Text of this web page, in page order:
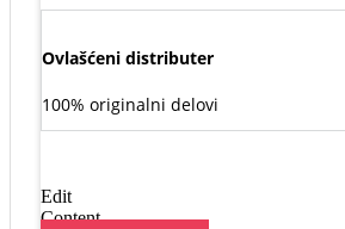
Ovlašćeni distributer
100% originalni delovi
Edit
Content